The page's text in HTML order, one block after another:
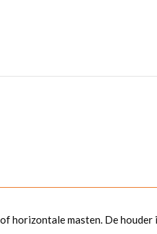
horizontale masten. De